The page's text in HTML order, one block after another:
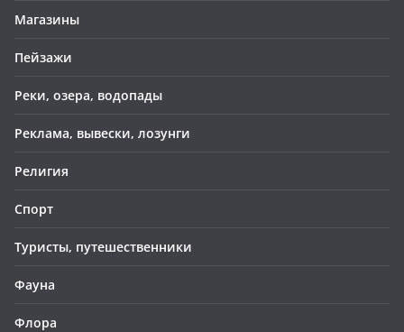
Магазины
Пейзажи
Реки, озера, водопады
Реклама, вывески, лозунги
Религия
Спорт
Туристы, путешественники
Фауна
Флора